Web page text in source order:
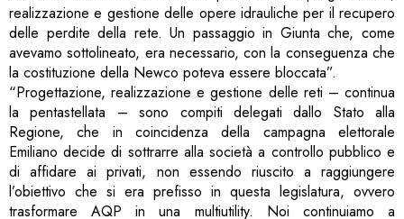
realizzazione e gestione delle opere idrauliche per il recupero
delle perdite della rete. Un passaggio in Giunta che, come
avevamo sottolineato, era necessario, con la conseguenza che
la costituzione della Newco poteva essere bloccata”.
“Progettazione, realizzazione e gestione delle reti – continua
la pentastellata – sono compiti delegati dallo Stato alla
Regione, che in coincidenza della campagna elettorale
Emiliano decide di sottrarre alla società a controllo pubblico e
di affidare ai privati, non essendo riuscito a raggiungere
l’obiettivo che si era prefisso in questa legislatura, ovvero
trasformare AQP in una multiutility. Noi continuiamo a